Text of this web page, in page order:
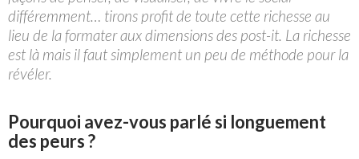
différemment… tirons profit de toute cette richesse au
lieu de la formater aux dimensions des post-it. La richesse
est là mais il faut simplement un peu de méthode pour la
révéler.
Pourquoi avez-vous parlé si longuement
des peurs ?